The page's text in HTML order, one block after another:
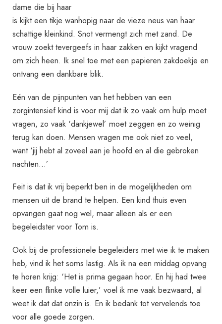
dame die bij haar
is kijkt een tikje wanhopig naar de vieze neus van haar
schattige kleinkind. Snot vermengt zich met zand. De
vrouw zoekt tevergeefs in haar zakken en kijkt vragend
om zich heen. Ik snel toe met een papieren zakdoekje en
ontvang een dankbare blik.
Eén van de pijnpunten van het hebben van een
zorgintensief kind is voor mij dat ik zo vaak om hulp moet
vragen, zo vaak ‘dankjewel’ moet zeggen en zo weinig
terug kan doen. Mensen vragen me ook niet zo veel,
want ‘jij hebt al zoveel aan je hoofd en al die gebroken
nachten…’
Feit is dat ik vrij beperkt ben in de mogelijkheden om
mensen uit de brand te helpen. Een kind thuis even
opvangen gaat nog wel, maar alleen als er een
begeleidster voor Tom is.
Ook bij de professionele begeleiders met wie ik te maken
heb, vind ik het soms lastig. Als ik na een middag opvang
te horen krijg: ‘Het is prima gegaan hoor. En hij had twee
keer een flinke volle luier,’ voel ik me vaak bezwaard, al
weet ik dat dat onzin is. En ik bedank tot vervelends toe
voor alle goede zorgen.